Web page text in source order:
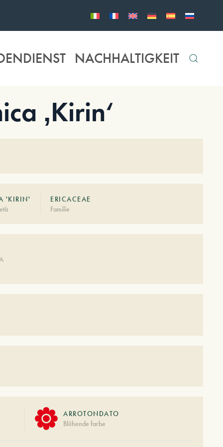
NACHHALTIGKEIT
‚Kirin‘
'KIRIN'
ERICACEAE
Familie
ARROTONDATO
Blühende farbe